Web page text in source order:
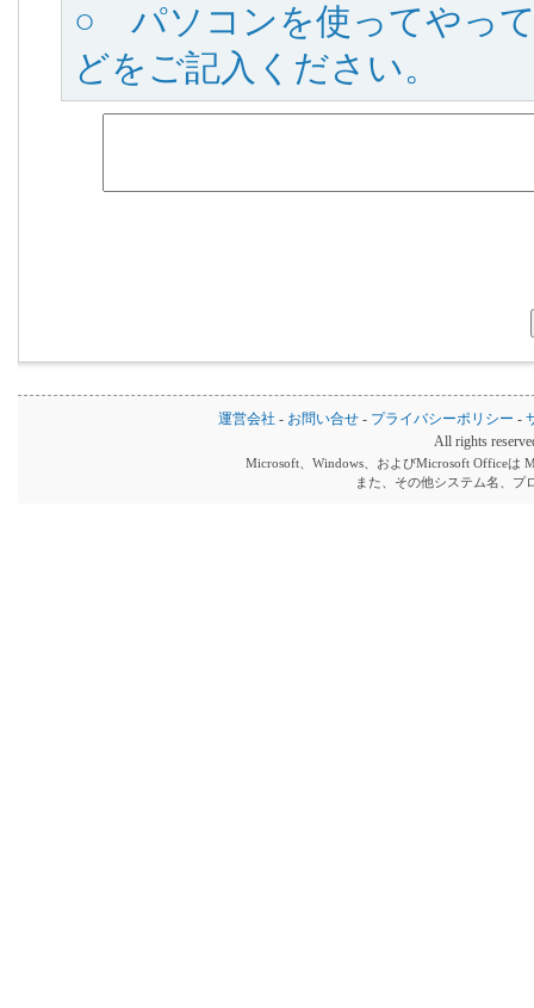
○ パソコンを使ってやっ
どをご記入ください。
運営会社 - お問い合せ - プライバシーポリシー -
All rights
Microsoft、Windows、およびMicrosoft Officeは
また、その他システム名、プ